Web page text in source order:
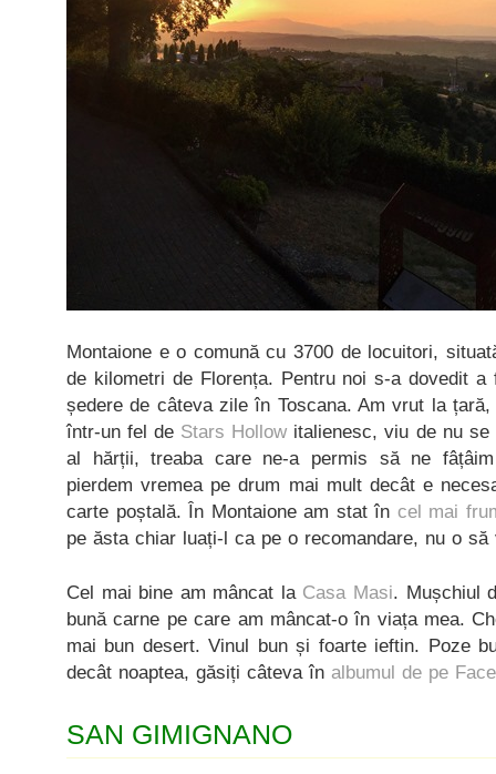
Montaione e o comună cu 3700 de locuitori,
de kilometri de Florența. Pentru noi s-a dovedit
ședere de câteva zile în Toscana. Am vrut la
într-un fel de Stars Hollow italienesc, viu de nu
al hărții, treaba care ne-a permis să ne
pierdem vremea pe drum mai mult decât e
carte poștală. În Montaione am stat în cel mai
pe ăsta chiar luați-l ca pe o recomandare, nu o să
Cel mai bine am mâncat la Casa Masi. Mușchiul
bună carne pe care am mâncat-o în viața mea.
mai bun desert. Vinul bun și foarte ieftin. Poze
decât noaptea, găsiți câteva în albumul de pe
SAN GIMIGNANO